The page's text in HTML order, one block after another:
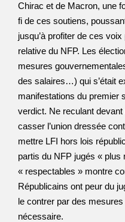
Chirac et de Macron, une
fi de ces soutiens,
jusqu’à profiter de ces
relative du NFP. Les
mesures
des salaires…) qui s’était
manifestations du premier
verdict. Ne reculant
casser l’union dressée
mettre LFI hors lois
partis du NFP jugés « plus
« respectables » montre
Républicains ont peur du
le contrer par des
nécessaire.